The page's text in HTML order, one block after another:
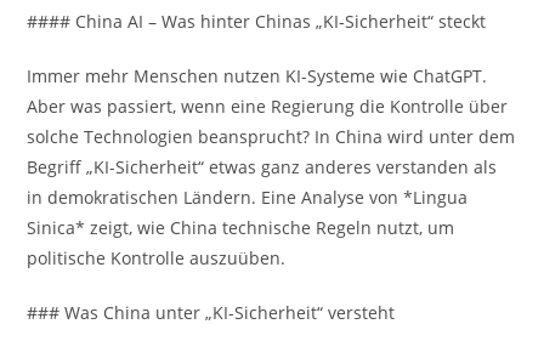
#### China AI – Was hinter Chinas „KI-Sicherheit“ steckt
Immer mehr Menschen nutzen KI-Systeme wie ChatGPT.
Aber was passiert, wenn eine Regierung die Kontrolle über
solche Technologien beansprucht? In China wird unter dem
Begriff „KI-Sicherheit“ etwas ganz anderes verstanden als
in demokratischen Ländern. Eine Analyse von *Lingua
Sinica* zeigt, wie China technische Regeln nutzt, um
politische Kontrolle auszuüben.
### Was China unter „KI-Sicherheit“ versteht